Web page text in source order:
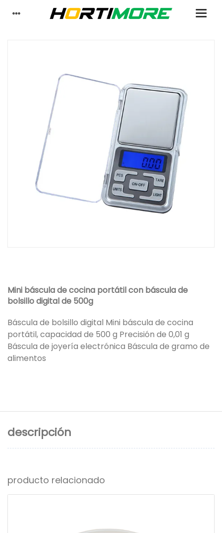
Mini báscula de cocina portátil con báscula de
bolsillo digital de 500g
Báscula de bolsillo digital Mini báscula de cocina
portátil, capacidad de 500 g Precisión de 0,01 g
Báscula de joyería electrónica Báscula de gramo de
alimentos
descripción
producto relacionado